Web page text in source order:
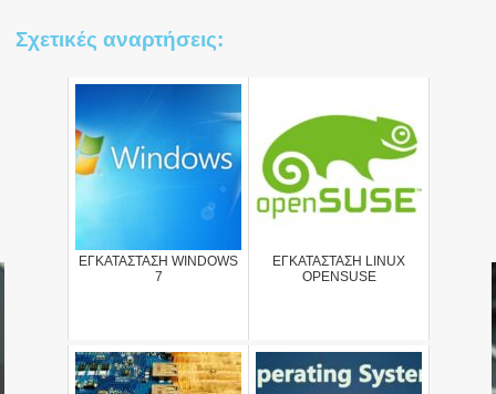
Σχετικές αναρτήσεις:
ΕΓΚΑΤΑΣΤΑΣΗ WINDOWS
7
ΕΓΚΑΤΑΣΤΑΣΗ LINUX
OPENSUSE